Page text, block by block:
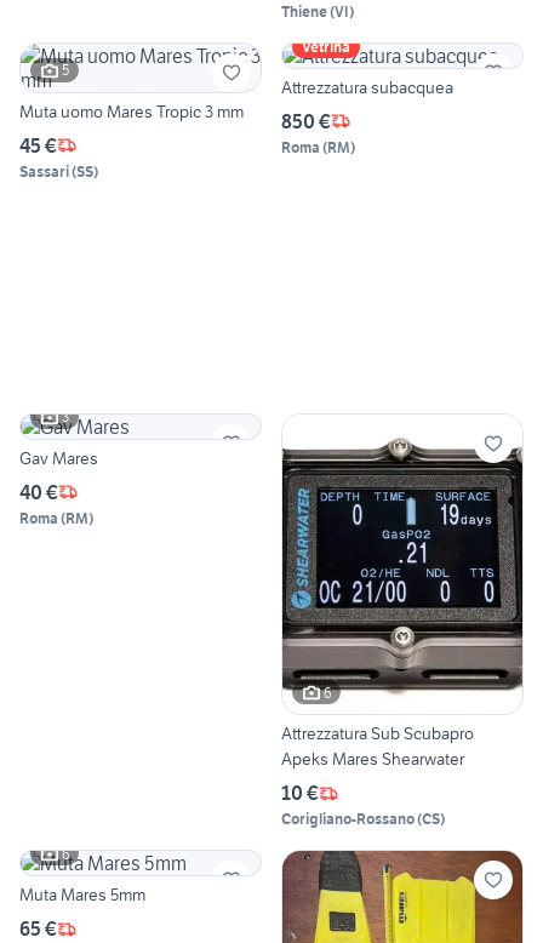
Thiene(VI)
5
Muta uomo Mares Tropic 3 mm
45 €
Sassari(SS)
Vetrina
Attrezzatura subacquea
850 €
Roma (RM)
3
Gav Mares
40 €
Roma (RM)
6
Attrezzatura Sub Scubapro
Apeks Mares Shearwater
10 €
Corigliano-Rossano(CS)
6
Muta Mares 5mm
65 €